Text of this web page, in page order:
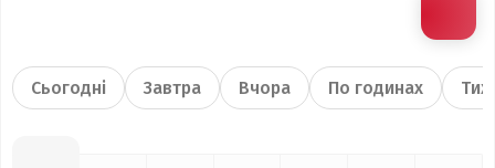
Сьогодні Завтра Вчора По годинах